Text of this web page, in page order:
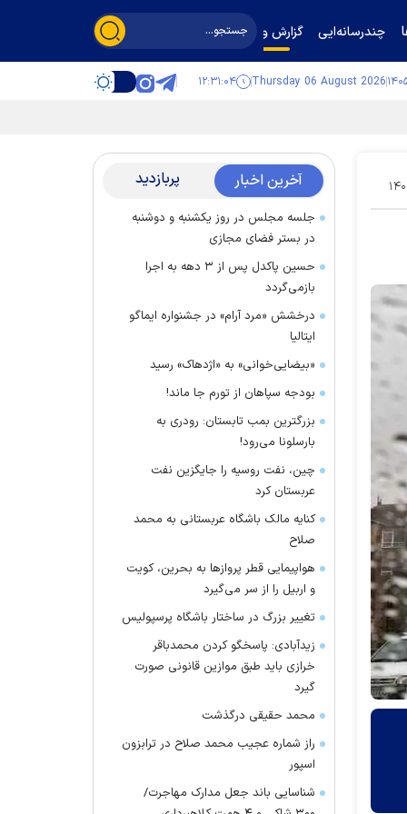
چندرسانه‌ایی گزارش و گفت‌وگو
Thursday 06 August 2026 ۱۲:۳۱:۰۶
۱۰ آخرین اخبار پربازدید
جلسه مجلس در روز یکشنبه و دوشنبه
در بستر فضای مجازی
حسین پاکدل پس از ۳ دهه به اجرا
بازمی‌گردد
درخشش «مرد آرام» در جشنواره ایماگو
ایتالیا
«بیضایی‌خوانی» به «اژدهاک» رسید
بودجه سپاهان از تورم جا ماند!
بزرگترین بمب تابستان: رودری به
بارسلونا می‌رود!
چین، نفت روسیه را جایگزین نفت
عربستان کرد
کنایه مالک باشگاه عربستانی به محمد
صلاح
هواپیمایی قطر پرواز‌ها به بحرین، کویت
و اربیل را از سر می‌گیرد
تغییر بزرگ در ساختار باشگاه پرسپولیس
زیدآبادی: پاسخگو کردن محمدباقر
خرازی باید طبق موازین قانونی صورت
گیرد
محمد حقیقی درگذشت
راز شماره عجیب محمد صلاح در ترابزون
اسپور
شناسایی باند جعل مدارک مهاجرت/